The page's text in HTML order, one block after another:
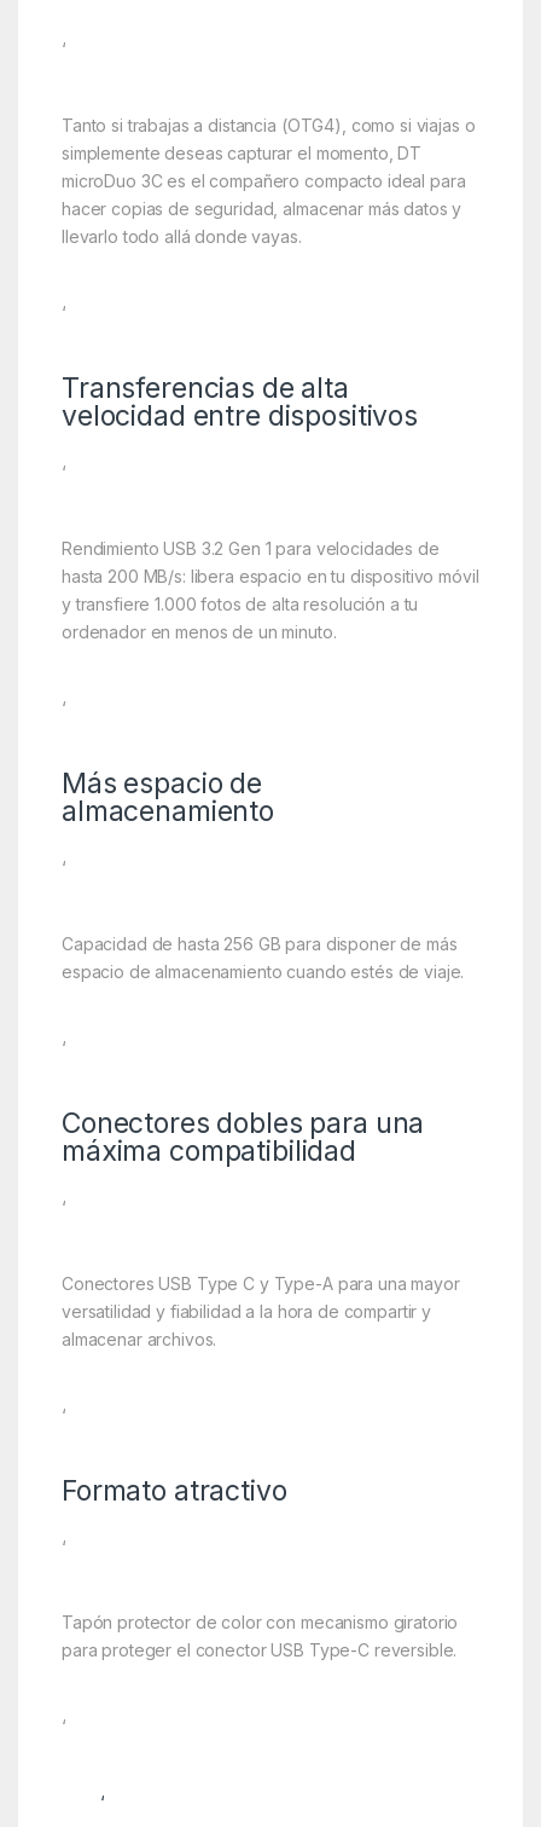
‘
Tanto si trabajas a distancia (OTG4), como si viajas o
simplemente deseas capturar el momento, DT
microDuo 3C es el compañero compacto ideal para
hacer copias de seguridad, almacenar más datos y
llevarlo todo allá donde vayas.
‘
Transferencias de alta
velocidad entre dispositivos
‘
Rendimiento USB 3.2 Gen 1 para velocidades de
hasta 200 MB/s: libera espacio en tu dispositivo móvil
y transfiere 1.000 fotos de alta resolución a tu
ordenador en menos de un minuto.
‘
Más espacio de
almacenamiento
‘
Capacidad de hasta 256 GB para disponer de más
espacio de almacenamiento cuando estés de viaje.
‘
Conectores dobles para una
máxima compatibilidad
‘
Conectores USB Type C y Type-A para una mayor
versatilidad y fiabilidad a la hora de compartir y
almacenar archivos.
‘
Formato atractivo
‘
Tapón protector de color con mecanismo giratorio
para proteger el conector USB Type-C reversible.
‘
‘